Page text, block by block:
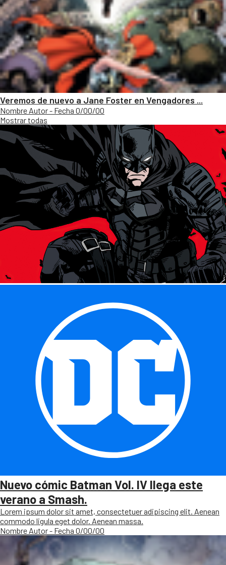
Veremos de nuevo a Jane Foster en Vengadores ...
Nombre Autor - Fecha 0/00/00
Mostrar todas
Nuevo cómic Batman Vol. IV llega este
verano a Smash.
Lorem ipsum dolor sit amet, consectetuer adipiscing elit. Aenean
commodo ligula eget dolor. Aenean massa.
Nombre Autor - Fecha 0/00/00